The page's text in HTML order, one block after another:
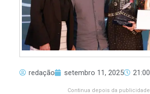
redação setembro 11, 2025 21:00
Continua depois da publicidade